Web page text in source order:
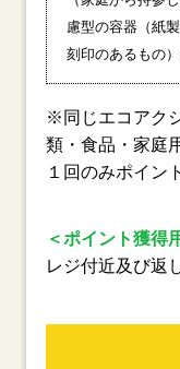
慮型の容器（紙
刻印のあるもの）
※同じエコアク
類・食品・家庭
１回のみポイン
＜ポイント獲得
レジ付近及び返